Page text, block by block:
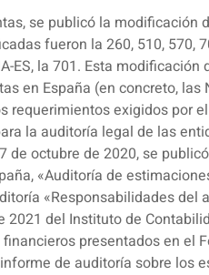
se publicó la modificación
fueron la 260, 510, 570,
ES, la 701. Esta modificación
en España (en concreto, las
requerimientos exigidos por
la auditoría legal de las
de octubre de 2020, se
«Auditoría de
«Responsabilidades del
2021 del Instituto de
presentados en el
de auditoría sobre los